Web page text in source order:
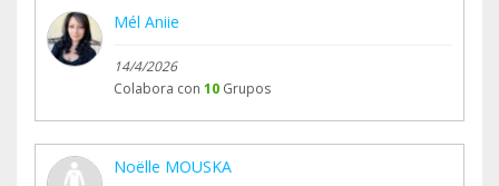
Mél Aniie
14/4/2026
Colabora con 10 Grupos
Noëlle MOUSKA